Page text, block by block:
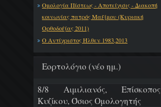
Ομολογία Πίστεως - Αποτείχισις - Διακοπή
κοινωνίας πατρός Μαξίμου (Κυριακή
Ορθοδοξίας 2011)
Ο Αντίχριστος Ήλθεν 1983,2013
Εορτολόγιο (νέο ημ.)
8/8 Αιμιλιανός, Επίσκοπος
Κυζίκου, Όσιος Ομολογητής